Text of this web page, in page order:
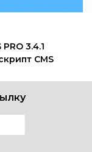
3.4.1
CMS